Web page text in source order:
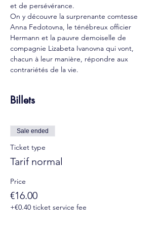
et de persévérance.
On y découvre la surprenante comtesse
Anna Fedotovna, le ténébreux officier
Hermann et la pauvre demoiselle de
compagnie Lizabeta Ivanovna qui vont,
chacun à leur manière, répondre aux
contrariétés de la vie.
Billets
Sale ended
Ticket type
Tarif normal
Price
€16.00
+€0.40 ticket service fee